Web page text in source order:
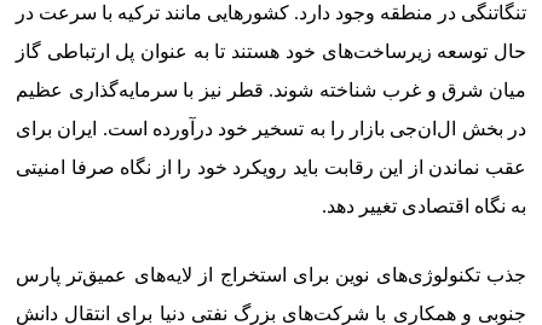
تنگاتنگی در منطقه وجود دارد. کشورهایی مانند ترکیه با سرعت در
حال توسعه زیرساخت‌های خود هستند تا به عنوان پل ارتباطی گاز
میان شرق و غرب شناخته شوند. قطر نیز با سرمایه‌گذاری عظیم
در بخش ال‌ان‌جی بازار را به تسخیر خود درآورده است. ایران برای
عقب نماندن از این رقابت باید رویکرد خود را از نگاه صرفا امنیتی
به نگاه اقتصادی تغییر دهد.
جذب تکنولوژی‌های نوین برای استخراج از لایه‌های عمیق‌تر پارس
جنوبی و همکاری با شرکت‌های بزرگ نفتی دنیا برای انتقال دانش